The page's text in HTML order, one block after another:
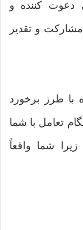
کننده و
و تقدیر
با طرز برخورد
تعامل با شما
شما واقعاً